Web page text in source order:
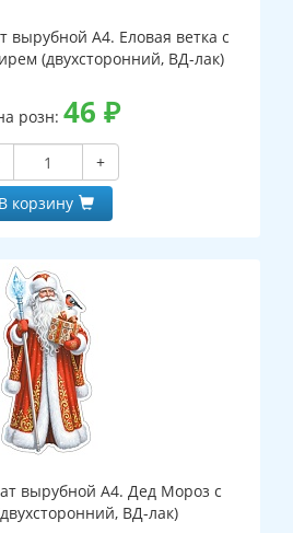
вырубной А4. Еловая ветка с
(двухсторонний, ВД-лак)
розн: 46 ₽
+
В корзину
вырубной А4. Дед Мороз с
ВД-лак)